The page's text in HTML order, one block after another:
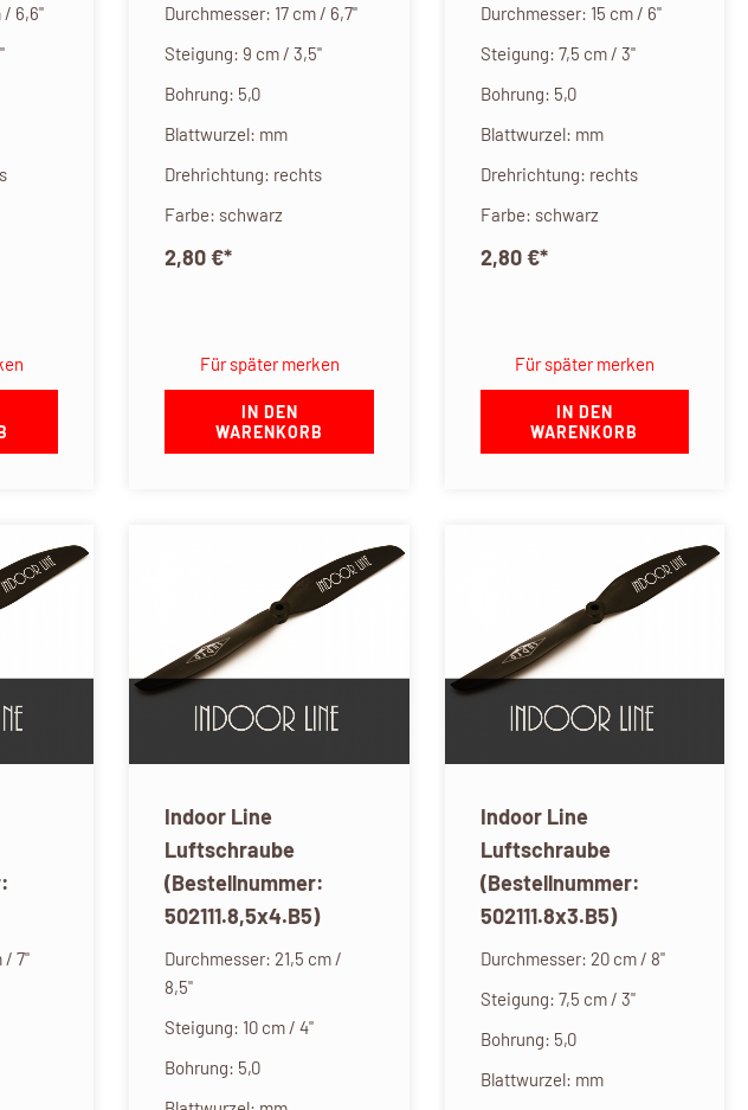
/ 6,6"
Durchmesser: 17 cm / 6,7"
Steigung: 9 cm / 3,5"
Bohrung: 5,0
Blattwurzel: mm
Drehrichtung: rechts
Farbe: schwarz
2,80 €*
Für später merken
IN DEN
WARENKORB
Durchmesser: 15 cm / 6"
Steigung: 7,5 cm / 3"
Bohrung: 5,0
Blattwurzel: mm
Drehrichtung: rechts
Farbe: schwarz
2,80 €*
Für später merken
IN DEN
WARENKORB
/ 7"
Indoor Line
Luftschraube
(Bestellnummer:
502111.8,5x4.B5)
Durchmesser: 21,5 cm /
8,5"
Steigung: 10 cm / 4"
Bohrung: 5,0
Indoor Line
Luftschraube
(Bestellnummer:
502111.8x3.B5)
Durchmesser: 20 cm / 8"
Steigung: 7,5 cm / 3"
Bohrung: 5,0
Blattwurzel: mm